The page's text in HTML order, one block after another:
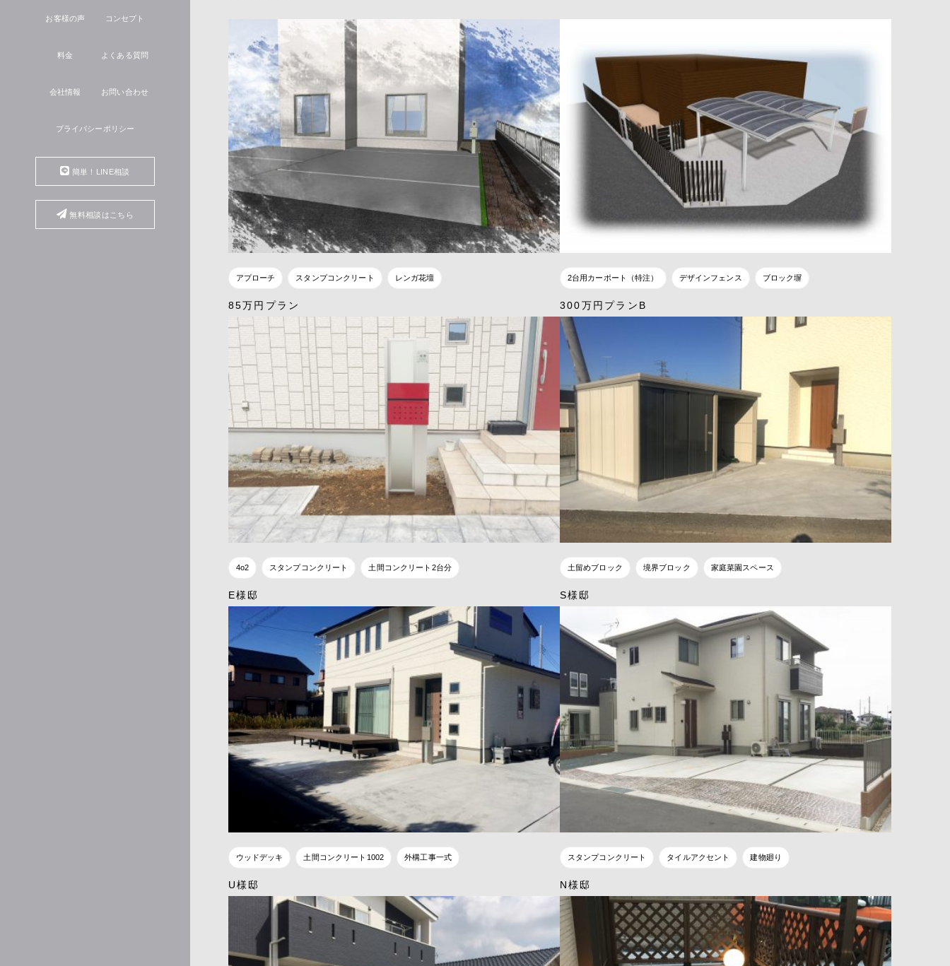
お客様の声 コンセプト
料金 よくある質問
会社情報 お問い合わせ
プライバシーポリシー
簡単！LINE相談
無料相談はこちら
アプローチ スタンプコンクリート レンガ花壇
85万円プラン
2台用カーポート（特注） デザインフェンス ブロック塀
300万円プランB
4o2 スタンプコンクリート 土間コンクリート2台分
E様邸
土留めブロック 境界ブロック 家庭菜園スペース
S様邸
ウッドデッキ 土間コンクリート1002 外構工事一式
U様邸
スタンプコンクリート タイルアクセント 建物廻り
N様邸